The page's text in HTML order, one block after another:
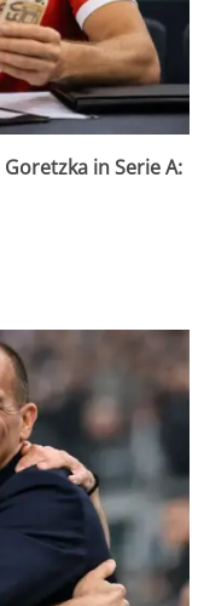
in Serie A: